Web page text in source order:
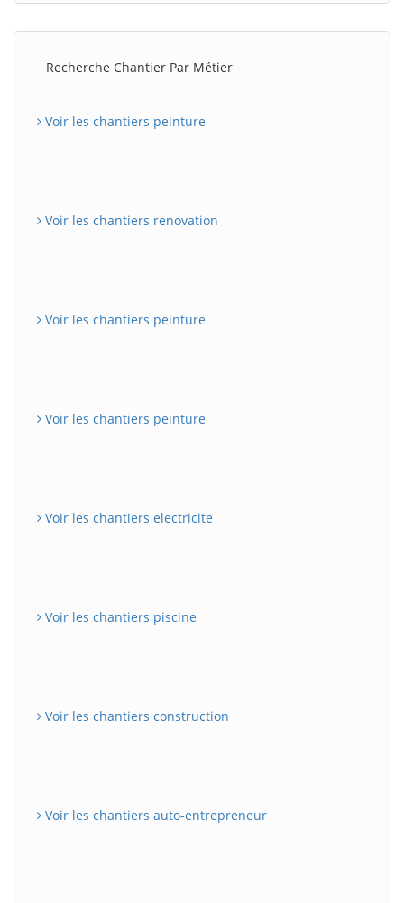
Recherche Chantier Par Métier
Voir les chantiers peinture
Voir les chantiers renovation
Voir les chantiers peinture
Voir les chantiers peinture
Voir les chantiers electricite
Voir les chantiers piscine
Voir les chantiers construction
Voir les chantiers auto-entrepreneur